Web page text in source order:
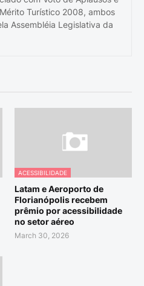
Turístico 2008, ambos
Assembléia Legislativa da
ACESSIBILIDADE
Latam e Aeroporto de
Florianópolis recebem
prêmio por acessibilidade
no setor aéreo
March 30, 2026